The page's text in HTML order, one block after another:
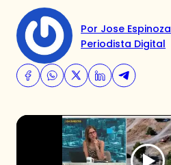
Por Jose Espinoza
Periodista Digital
Programas